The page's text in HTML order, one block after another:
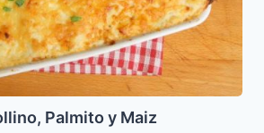
Palmito y Maiz